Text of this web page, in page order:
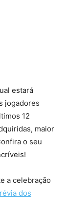
estará
jogadores
12
maior
o seu
a celebração
dos